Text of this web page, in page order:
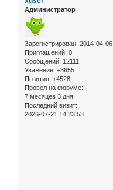
Администратор
Зарегистрирован: 2014-04-06
Приглашений: 0
Сообщений: 12111
Уважение: +3655
Позитив: +4528
Провел на форуме:
7 месяцев 3 дня
Последний визит:
2026-07-21 14:23:53